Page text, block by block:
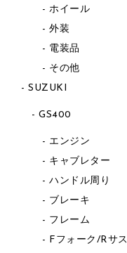
ホイール
外装
電装品
その他
SUZUKI
GS400
エンジン
キャブレター
ハンドル周り
ブレーキ
フレーム
Fフォーク/Rサス